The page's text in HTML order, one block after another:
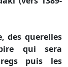
des querelles
qui sera
puis les